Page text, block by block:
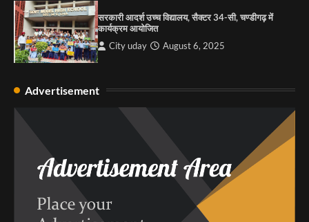
सरकारी आदर्श उच्च विद्यालय, सैक्टर 34-सी, चण्डीगढ़ में
कार्यक्रम आयोजित
City uday August 6, 2025
Advertisement